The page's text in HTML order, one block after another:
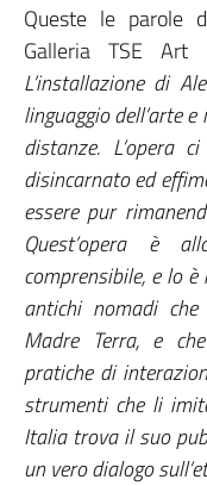
Queste le parole
Galleria TSE Art
L’installazione di
linguaggio dell’arte
distanze. L’opera
disincarnato ed
essere pur
Quest’opera è
comprensibile, e lo
antichi nomadi
Madre Terra, e
pratiche di
strumenti che li
Italia trova il suo
un vero dialogo